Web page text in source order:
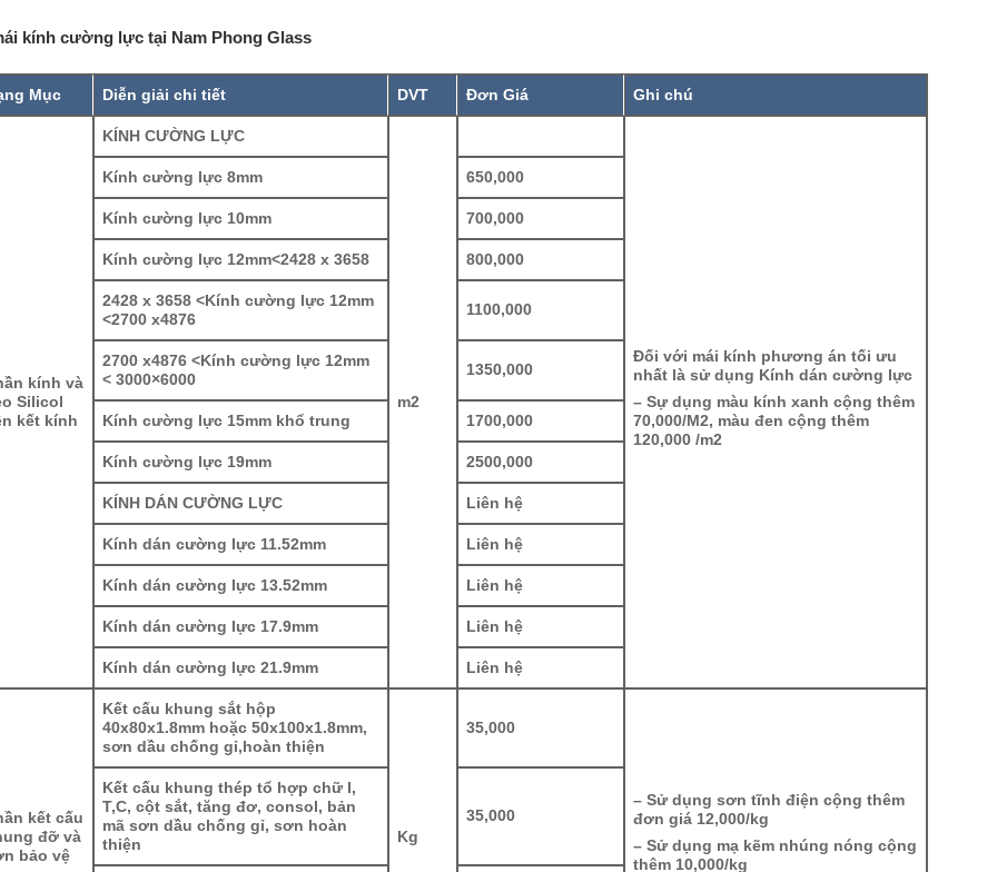
kính cường lực tại Nam Phong Glass
Mục Diễn giải chi tiết DVT Đơn Giá Ghi chú
kính và
Silicol
kết kính
KÍNH CƯỜNG LỰC
m2
Đối với mái kính phương án tối ưu
nhất là sử dụng Kính dán cường lực
– Sự dụng màu kính xanh cộng thêm
70,000/M2, màu đen cộng thêm
120,000 /m2
Kính cường lực 8mm 650,000
Kính cường lực 10mm 700,000
Kính cường lực 12mm<2428 x 3658 800,000
2428 x 3658 <Kính cường lực 12mm
<2700 x4876
1100,000
2700 x4876 <Kính cường lực 12mm
< 3000×6000
1350,000
Kính cường lực 15mm khổ trung 1700,000
Kính cường lực 19mm 2500,000
KÍNH DÁN CƯỜNG LỰC Liên hệ
Kính dán cường lực 11.52mm Liên hệ
Kính dán cường lực 13.52mm Liên hệ
Kính dán cường lực 17.9mm Liên hệ
Kính dán cường lực 21.9mm Liên hệ
kết cấu
đỡ và
bảo vệ
Kết cấu khung sắt hộp
40x80x1.8mm hoặc 50x100x1.8mm,
sơn dầu chống gỉ,hoàn thiện
Kg
35,000
– Sử dụng sơn tĩnh điện cộng thêm
đơn giá 12,000/kg
– Sử dụng mạ kẽm nhúng nóng cộng
thêm 10,000/kg
Kết cấu khung thép tổ hợp chữ I,
T,C, cột sắt, tăng đơ, consol, bản
mã sơn dầu chống gỉ, sơn hoàn
thiện
35,000